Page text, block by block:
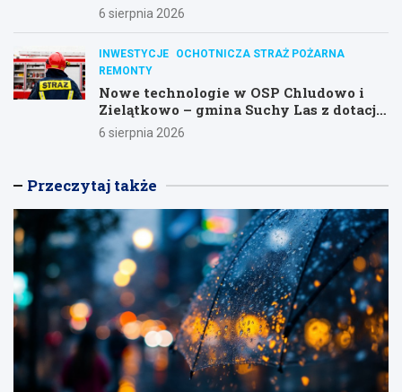
6 sierpnia 2026
INWESTYCJE
OCHOTNICZA STRAŻ POŻARNA
REMONTY
Nowe technologie w OSP Chludowo i
Zielątkowo – gmina Suchy Las z dotacją
na modernizację!
6 sierpnia 2026
Przeczytaj także